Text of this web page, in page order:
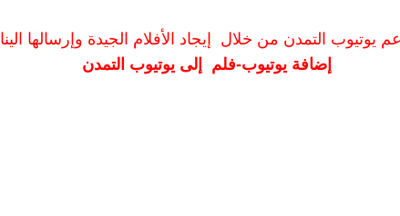
يوتيوب التمدن من خلال إيجاد الأفلام الجيدة وإرسالها الينا
إضافة يوتيوب-فلم إلى يوتيوب التمدن